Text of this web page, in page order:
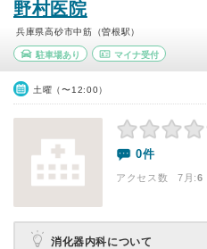
野村医院
兵庫県高砂市中筋（曽根駅）
駐車場あり マイナ受付
土曜（〜12:00）
0件
アクセス数 7月:6
消化器内科について